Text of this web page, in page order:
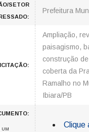
SETOR
Prefeitura
Ampliação,
paisagismo,
construção
coberta da
Ramalho no
Ibiara/PB
UM
Clique